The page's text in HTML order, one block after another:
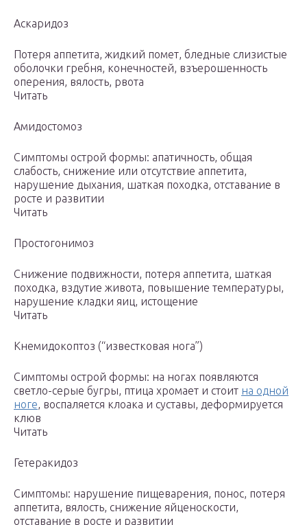
Аскаридоз
Потеря аппетита, жидкий помет, бледные слизистые
оболочки гребня, конечностей, взъерошенность
оперения, вялость, рвота
Читать
Амидостомоз
Симптомы острой формы: апатичность, общая
слабость, снижение или отсутствие аппетита,
нарушение дыхания, шаткая походка, отставание в
росте и развитии
Читать
Простогонимоз
Снижение подвижности, потеря аппетита, шаткая
походка, вздутие живота, повышение температуры,
нарушение кладки яиц, истощение
Читать
Кнемидокоптоз (“известковая нога”)
Симптомы острой формы: на ногах появляются
светло-серые бугры, птица хромает и стоит на одной
ноге, воспаляется клоака и суставы, деформируется
клюв
Читать
Гетеракидоз
Симптомы: нарушение пищеварения, понос, потеря
аппетита, вялость, снижение яйценоскости,
отставание в росте и развитии